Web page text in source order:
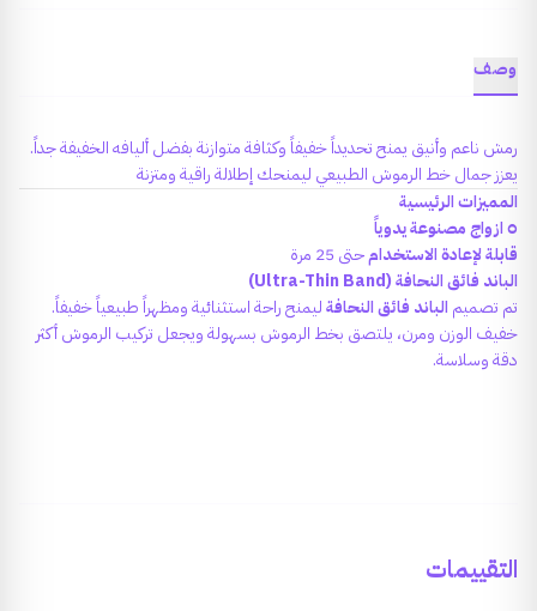
وصف
رمش ناعم وأنيق يمنح تحديداً خفيفاً وكثافة متوازنة بفضل أليافه الخفيفة جداً.
يعزز جمال خط الرموش الطبيعي ليمنحك إطلالة راقية ومتزنة
المميزات الرئيسية
٥ ازواج مصنوعة يدوياً
قابلة لإعادة الاستخدامحتى 25 مرة
الباند فائق النحافة (Ultra-Thin Band)
تم تصميم الباند فائق النحافةليمنح راحة استثنائية ومظهراً طبيعياً خفيفاً.
خفيف الوزن ومرن، يلتصق بخط الرموش بسهولة ويجعل تركيب الرموش أكثر
دقة وسلاسة.
التقييمات